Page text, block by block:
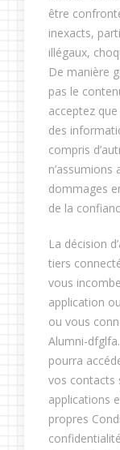
être
inexacts,
illégaux,
De manière
pas le
acceptez
des
compris
dommages
de la
La décision
tiers
vous
application
ou vous
Alumni-
pourra
vos contacts
applications
propres